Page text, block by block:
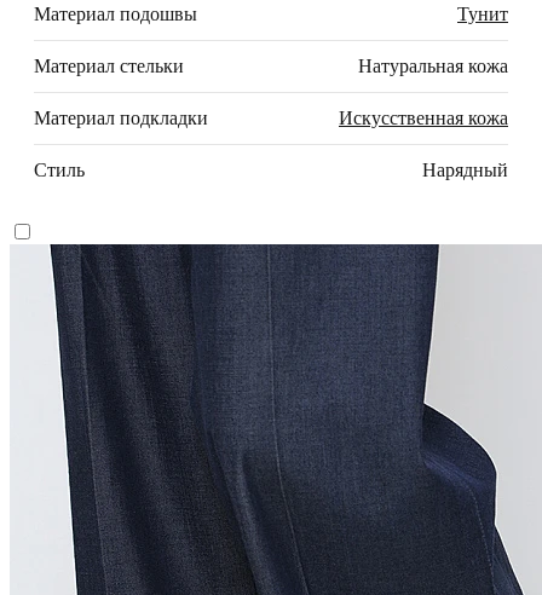
Материал подошвы Тунит
Материал стельки Натуральная кожа
Материал подкладки Искусственная кожа
Стиль Нарядный